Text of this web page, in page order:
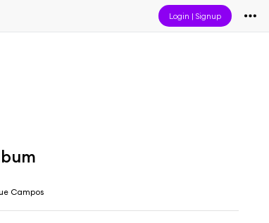
Login |Signup
Campos